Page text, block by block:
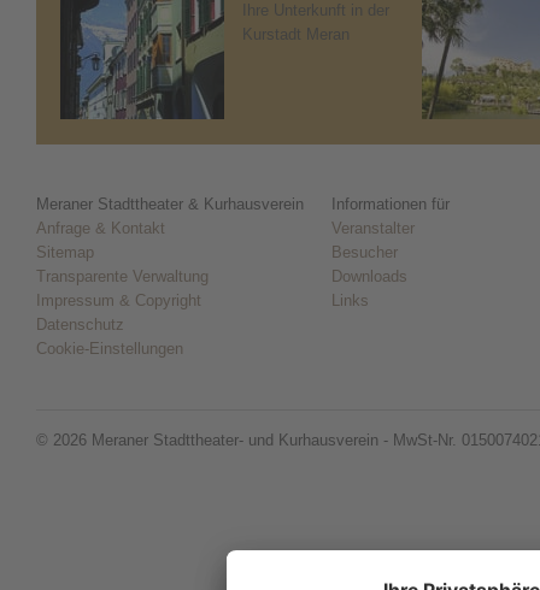
Ihre Unterkunft in der
Kurstadt Meran
Meraner Stadttheater & Kurhausverein
Anfrage & Kontakt
Sitemap
Transparente Verwaltung
Impressum & Copyright
Datenschutz
Cookie-Einstellungen
Informationen für
Veranstalter
Besucher
Downloads
Links
© 2026 Meraner Stadttheater- und Kurhausverein - MwSt-Nr.